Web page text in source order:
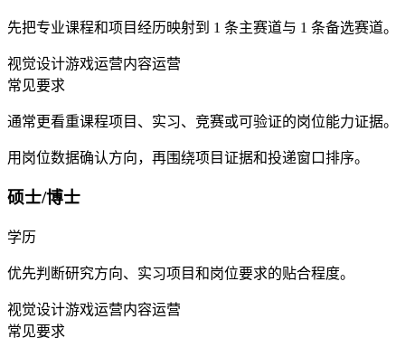
先把专业课程和项目经历映射到 1 条主赛道与 1 条备选赛道。
视觉设计游戏运营内容运营
常见要求
通常更看重课程项目、实习、竞赛或可验证的岗位能力证据。
用岗位数据确认方向，再围绕项目证据和投递窗口排序。
硕士/博士
学历
优先判断研究方向、实习项目和岗位要求的贴合程度。
视觉设计游戏运营内容运营
常见要求